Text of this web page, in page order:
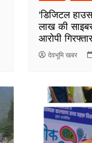
‘डिजिटल
लाख की
आरोपी
देवभूमि खबर